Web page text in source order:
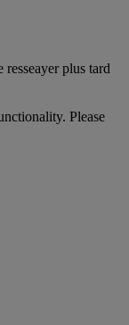
resseayer plus tard
Please